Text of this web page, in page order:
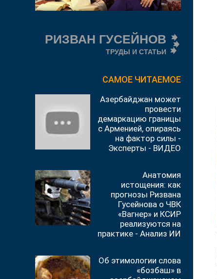
РИЗВАН ГУСЕЙНОВ
ТРУДЫ И СТАТЬИ
САМОЕ ЧИТАЕМОЕ
Азербайджан может
провести
демаркацию границы
с Арменией, опираясь
на фактор силы -
Эксперты - ВИДЕО
Анатомия
истощения: как
прогнозы Ризвана
Гусейнова о ЧВК
«Вагнер» и КСИР
реализуются на
практике - Анализ ИИ
Об этимологии слова
«бозбаш» в